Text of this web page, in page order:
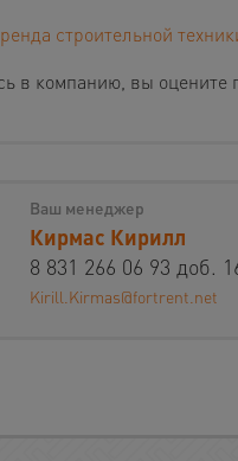
строительной
в компанию, вы оцените
Ваш менеджер
Кирмас Кирилл
8 831 266 06 93 доб.
Kirill.Kirmas@fortrent.net